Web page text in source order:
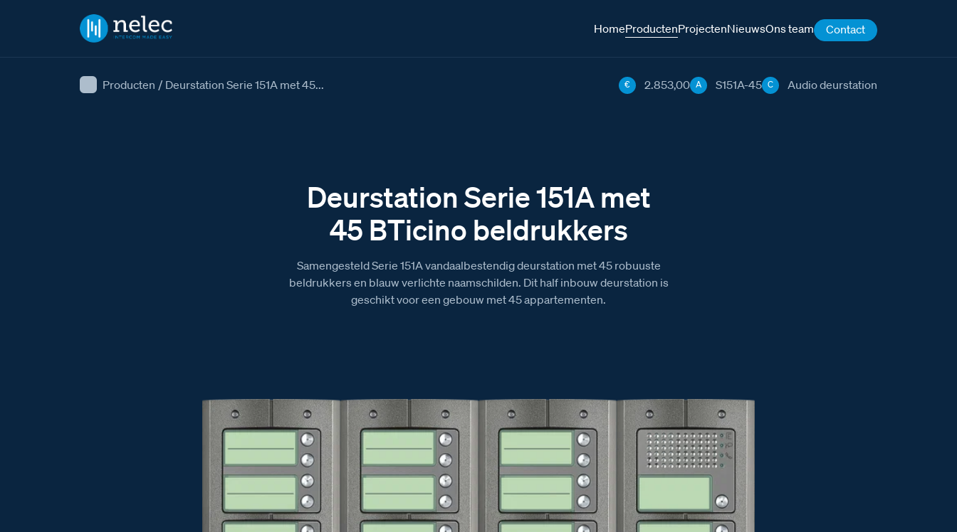
HomeProductenProjectenNieuwsOns team Contact
Producten / Deurstation Serie 151A met 45... € 2.853,00 A S151A-45 C Audio deurstation
Deurstation Serie 151A met
45 BTicino beldrukkers
Samengesteld Serie 151A vandaalbestendig deurstation met 45 robuuste
beldrukkers en blauw verlichte naamschilden. Dit half inbouw deurstation is
geschikt voor een gebouw met 45 appartementen.